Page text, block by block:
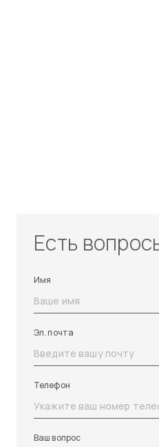
Есть
Имя
Эл. почта
Телефон
Ваш вопрос